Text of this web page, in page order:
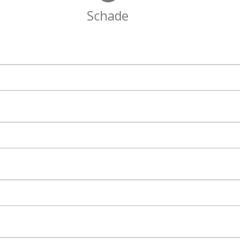
Schade